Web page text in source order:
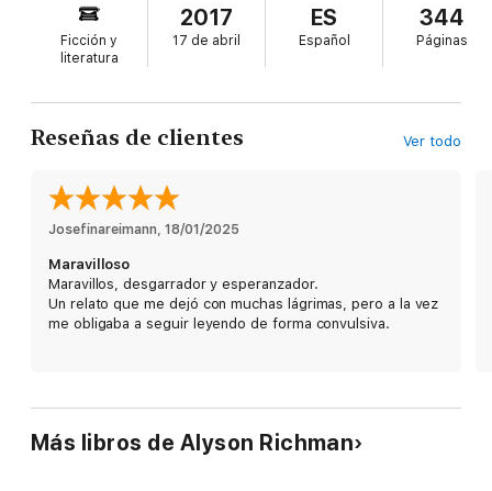
extraños se reconocen a través de una mirada. El destino les
otorga a los amantes una nueva oportunidad.
Desde la comodidad y el
de la bulliciosa Praga antes
devorar a Europa entera,Los amantes de Pragarevela el poder
del primer amor, la resistencia del espíritu humano y la fuerza
de la memoria.
Ficción y
literatura
2017
17 de abril
ES
Español
344
Páginas
Reseñas de clientes Ver todo
Josefinareimann 18/01/2025
Maravilloso
Maravillos, desgarrador y esperanzador.
Un relato que me dejó con muchas lágrimas, pero a la vez
me obligaba a seguir leyendo de forma convulsiva.
Más libros de Alyson Richman